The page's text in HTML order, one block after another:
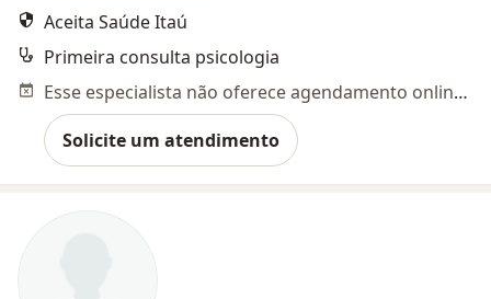
Aceita Saúde Itaú
Primeira consulta psicologia
Esse especialista não oferece agendamento online para esse endereço.
Solicite um atendimento